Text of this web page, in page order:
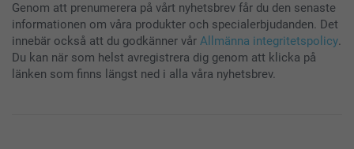
Genom att prenumerera på vårt nyhetsbrev får du den senaste
informationen om våra produkter och specialerbjudanden. Det
innebär också att du godkänner vår Allmänna integritetspolicy.
Du kan när som helst avregistrera dig genom att klicka på
länken som finns längst ned i alla våra nyhetsbrev.